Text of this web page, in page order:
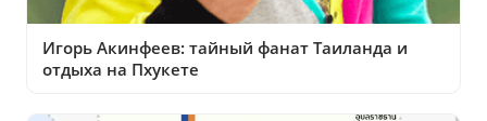
Игорь Акинфеев: тайный фанат Таиланда и
отдыха на Пхукете